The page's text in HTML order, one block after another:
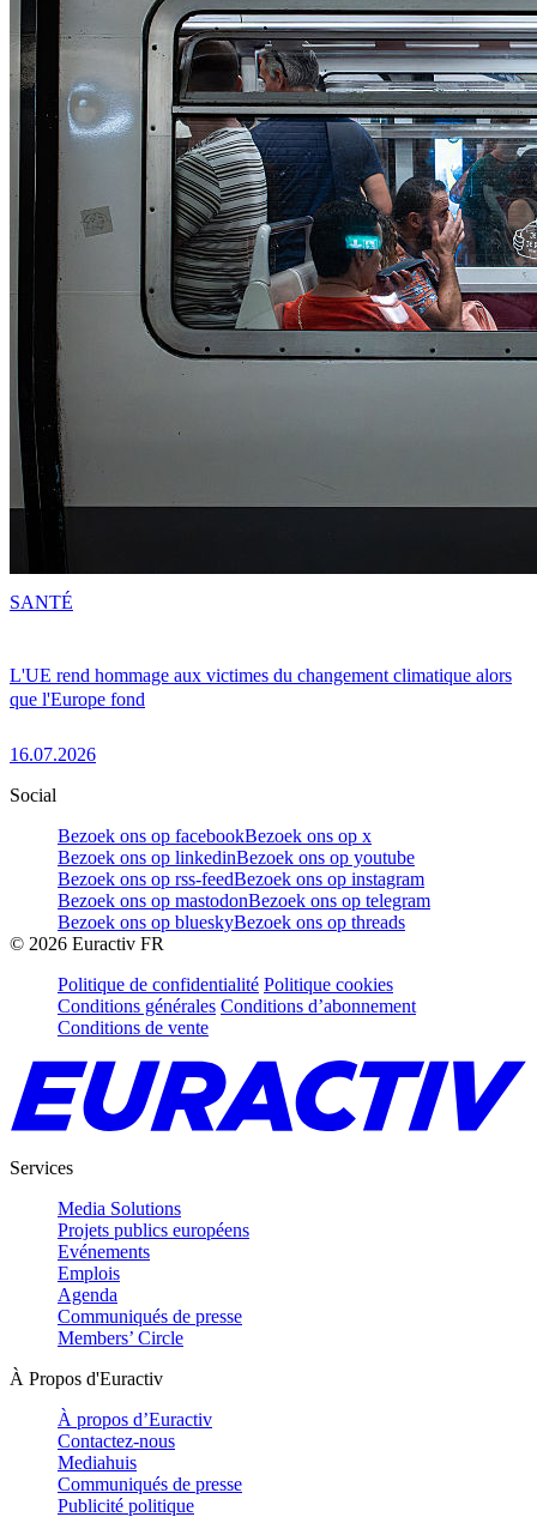
L'UE rend hommage aux victimes du changement climatique alors
que l'Europe fond
16.07.2026
SANTÉ
Social
Bezoek ons op facebookBezoek ons op x
Bezoek ons op linkedinBezoek ons op youtube
Bezoek ons op rss-feedBezoek ons op instagram
Bezoek ons op mastodonBezoek ons op telegram
Bezoek ons op blueskyBezoek ons op threads
© 2026 Euractiv FR
Politique de confidentialité Politique cookies
Conditions générales Conditions d’abonnement
Conditions de vente
Services
Media Solutions
Projets publics européens
Evénements
Emplois
Agenda
Communiqués de presse
Members’ Circle
À Propos d'Euractiv
À propos d’Euractiv
Contactez-nous
Mediahuis
Communiqués de presse
Publicité politique